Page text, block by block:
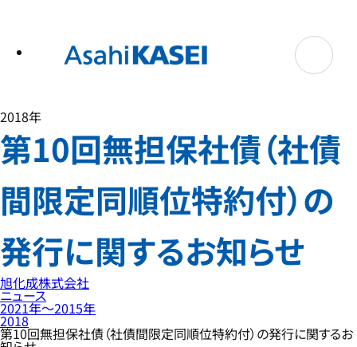
2018年
第10回無担保社債（社債
間限定同順位特約付）の
発行に関するお知らせ
旭化成株式会社
ニュース
2021年〜2015年
2018
第10回無担保社債（社債間限定同順位特約付）の発行に関するお